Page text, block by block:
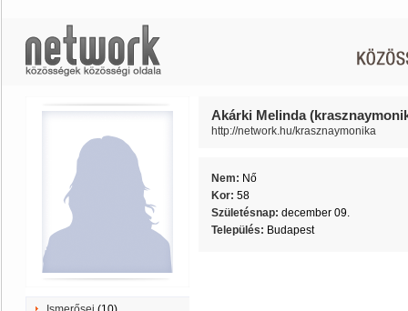
Akárki Melinda
http://network.hu/krasznaymonika
Nem: Nő
Kor: 58
Születésnap: december 09.
Település: Budapest